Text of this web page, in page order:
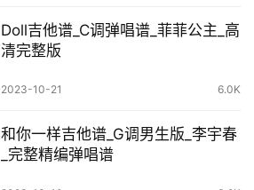
Doll吉他谱_C调弹唱谱_菲菲公主_高
清完整版
2023-10-21 6.0K
和你一样吉他谱_G调男生版_李宇春
_完整精编弹唱谱